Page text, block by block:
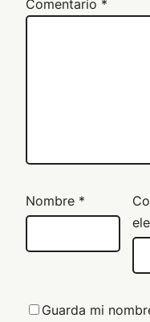
Comentario *
Nombre *
Guarda mi